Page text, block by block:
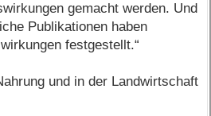
gemacht werden. Und
Publikationen haben
festgestellt.“
und in der Landwirtschaft